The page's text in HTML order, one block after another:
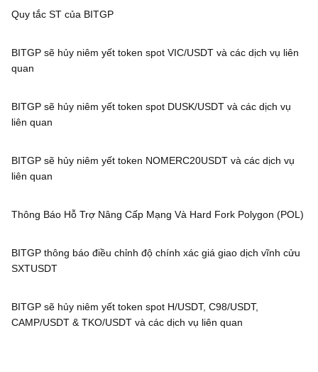
Quy tắc ST của BITGP
BITGP sẽ hủy niêm yết token spot VIC/USDT và các dịch vụ liên
quan
BITGP sẽ hủy niêm yết token spot DUSK/USDT và các dịch vụ
liên quan
BITGP sẽ hủy niêm yết token NOMERC20USDT và các dịch vụ
liên quan
Thông Báo Hỗ Trợ Nâng Cấp Mạng Và Hard Fork Polygon (POL)
BITGP thông báo điều chỉnh độ chính xác giá giao dịch vĩnh cửu
SXTUSDT
BITGP sẽ hủy niêm yết token spot H/USDT, C98/USDT,
CAMP/USDT & TKO/USDT và các dịch vụ liên quan